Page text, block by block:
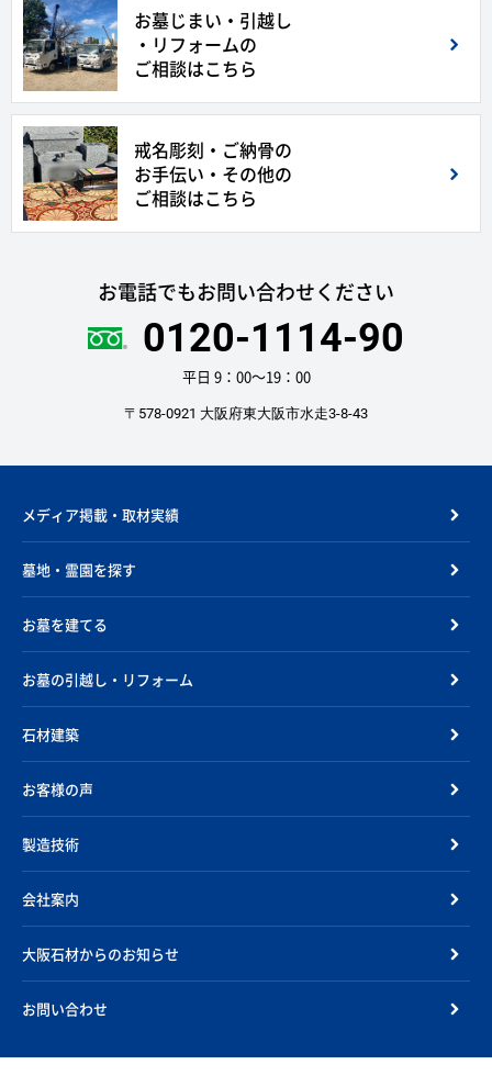
お墓じまい・引越し
・リフォームの
ご相談はこちら
戒名彫刻・ご納骨の
お手伝い・その他の
ご相談はこちら
お電話でもお問い合わせください
0120-1114-90
平日 9：00〜19：00
〒578-0921 大阪府東大阪市水走3-8-43
メディア掲載・取材実績
墓地・霊園を探す
お墓を建てる
お墓の引越し・リフォーム
石材建築
お客様の声
製造技術
会社案内
大阪石材からのお知らせ
お問い合わせ